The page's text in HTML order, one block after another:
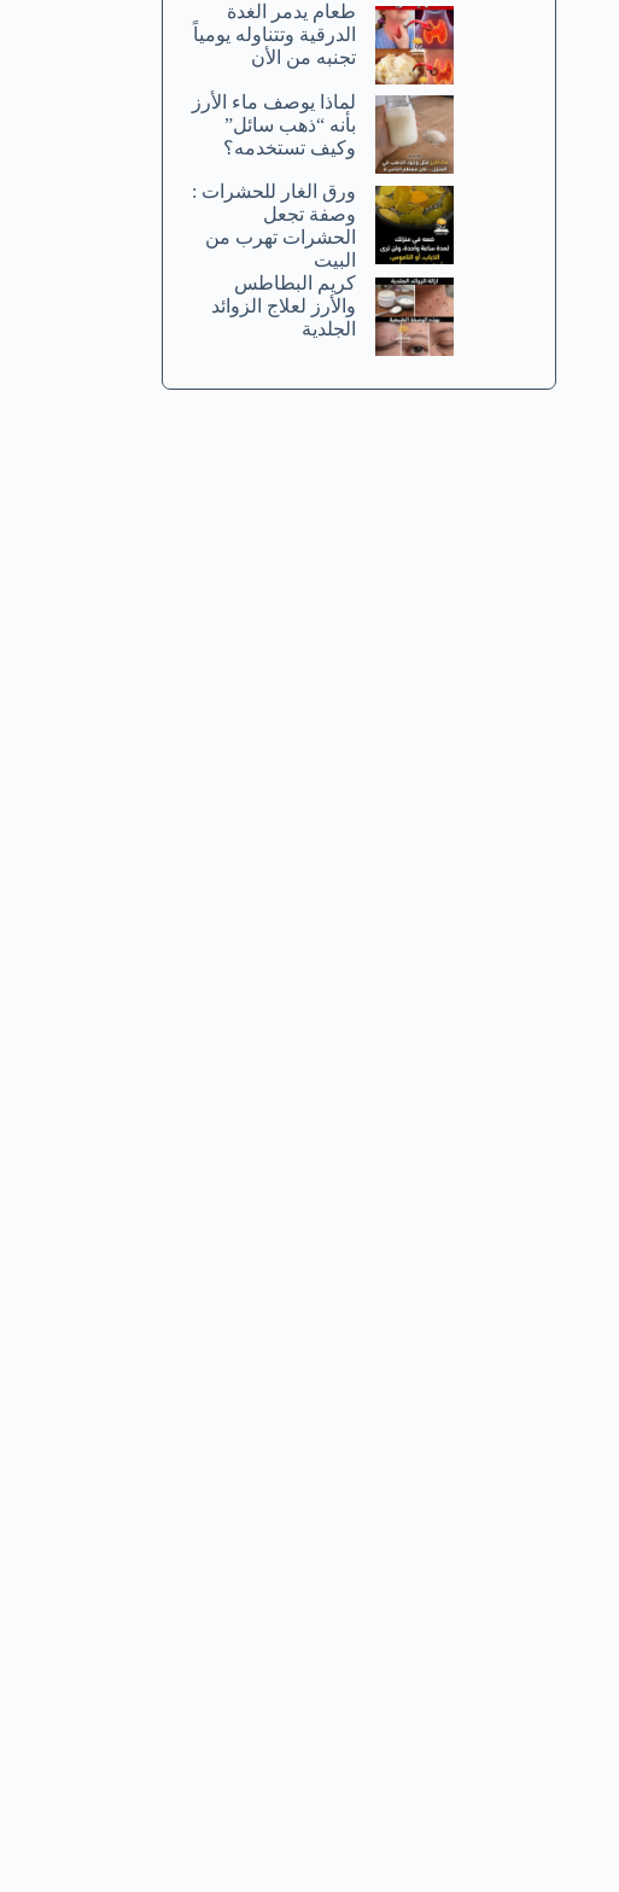
طعام يدمر الغدة
الدرقية وتتناوله يومياً
تجنبه من الأن
لماذا يوصف ماء الأرز
بأنه “ذهب سائل”
وكيف تستخدمه؟
ورق الغار للحشرات :
وصفة تجعل
الحشرات تهرب من
البيت
كريم البطاطس
والأرز لعلاج الزوائد
الجلدية